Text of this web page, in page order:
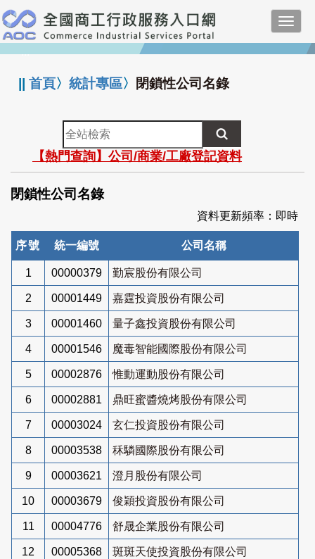
跳
到
主
要
:::
||首頁〉統計專區〉 閉鎖性公司名錄
全
站
檢
索
【熱門查詢】公司/商業/工廠登記資料
閉鎖性公司名錄
資料更新頻率：即時
序號 統一編號 公司名稱
1 00000379 勤宸股份有限公司
2 00001449 嘉霆投資股份有限公司
3 00001460 量子鑫投資股份有限公司
4 00001546 魔毒智能國際股份有限公司
5 00002876 惟動運動股份有限公司
6 00002881 鼎旺蜜醬燒烤股份有限公司
7 00003024 玄仁投資股份有限公司
8 00003538 秝驎國際股份有限公司
9 00003621 澄月股份有限公司
10 00003679 俊穎投資股份有限公司
11 00004776 舒晟企業股份有限公司
12 00005368 斑斑天使投資股份有限公司